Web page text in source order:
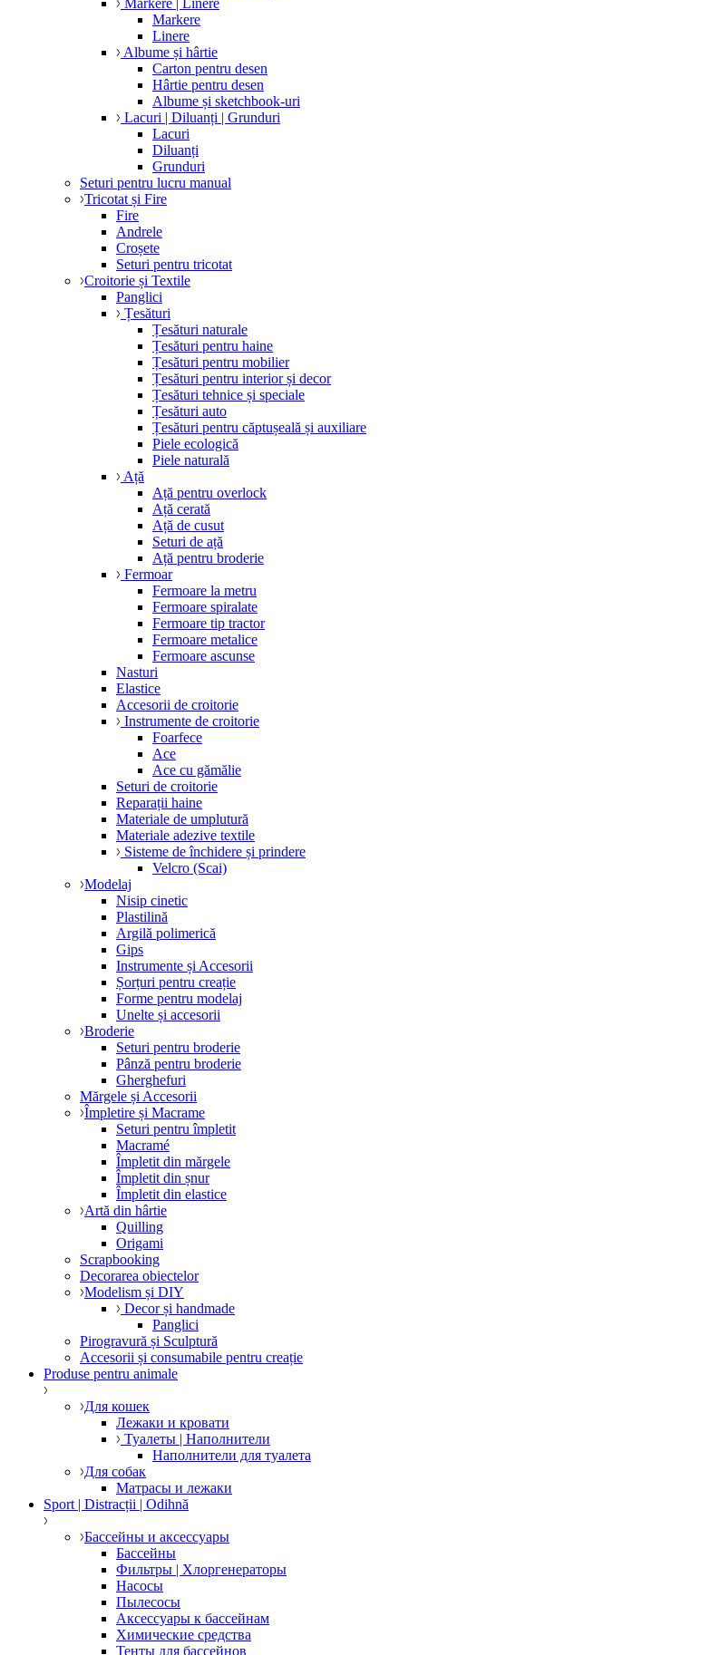
Markere | Linere
Markere
Linere
Albume și hârtie
Carton pentru desen
Hârtie pentru desen
Albume și sketchbook-uri
Lacuri | Diluanți | Grunduri
Lacuri
Diluanți
Grunduri
Seturi pentru lucru manual
Tricotat și Fire
Fire
Andrele
Croșete
Seturi pentru tricotat
Croitorie și Textile
Panglici
Țesături
Țesături naturale
Țesături pentru haine
Țesături pentru mobilier
Țesături pentru interior și decor
Țesături tehnice și speciale
Țesături auto
Țesături pentru căptușeală și auxiliare
Piele ecologică
Piele naturală
Ață
Ață pentru overlock
Ață cerată
Ață de cusut
Seturi de ață
Ață pentru broderie
Fermoar
Fermoare la metru
Fermoare spiralate
Fermoare tip tractor
Fermoare metalice
Fermoare ascunse
Nasturi
Elastice
Accesorii de croitorie
Instrumente de croitorie
Foarfece
Ace
Ace cu gămălie
Seturi de croitorie
Reparații haine
Materiale de umplutură
Materiale adezive textile
Sisteme de închidere și prindere
Velcro (Scai)
Modelaj
Nisip cinetic
Plastilină
Argilă polimerică
Gips
Instrumente și Accesorii
Șorțuri pentru creație
Forme pentru modelaj
Unelte și accesorii
Broderie
Seturi pentru broderie
Pânză pentru broderie
Gherghefuri
Mărgele și Accesorii
Împletire și Macrame
Seturi pentru împletit
Macramé
Împletit din mărgele
Împletit din șnur
Împletit din elastice
Artă din hârtie
Quilling
Origami
Scrapbooking
Decorarea obiectelor
Modelism și DIY
Decor și handmade
Panglici
Pirogravură și Sculptură
Accesorii și consumabile pentru creație
Produse pentru animale
Для кошек
Лежаки и кровати
Туалеты | Наполнители
Наполнители для туалета
Для собак
Матрасы и лежаки
Sport | Distracții | Odihnă
Бассейны и аксессуары
Бассейны
Фильтры | Хлоргенераторы
Насосы
Пылесосы
Аксессуары к бассейнам
Химические средства
Тенты для бассейнов